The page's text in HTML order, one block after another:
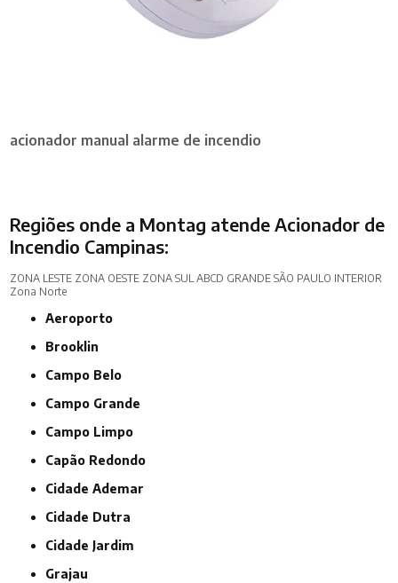
acionador manual alarme de incendio
Regiões onde a Montag atende Acionador de
Incendio Campinas:
ZONA LESTE ZONA OESTE ZONA SUL ABCD GRANDE SÃO PAULO INTERIOR
Zona Norte
Aeroporto
Brooklin
Campo Belo
Campo Grande
Campo Limpo
Capão Redondo
Cidade Ademar
Cidade Dutra
Cidade Jardim
Grajau